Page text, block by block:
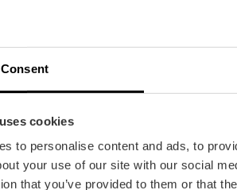
Consent
cookies
to personalise content and ads, to
your use of our site with our social
that you’ve provided to them or that
Zoals je hoort,
het bisdom zal